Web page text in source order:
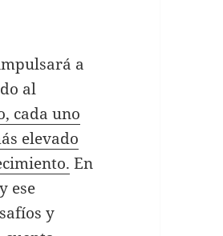
a
al
cada uno
elevado
En
ese
y